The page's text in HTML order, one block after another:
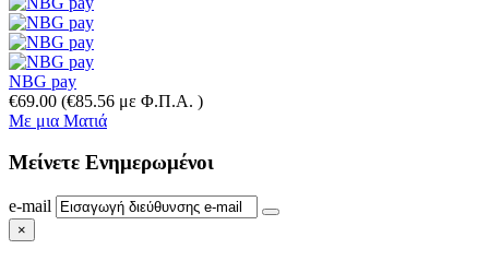
NBG pay
€69.00 (€85.56 με Φ.Π.Α. )
Με μια Ματιά
Μείνετε Ενημερωμένοι
e-mail
×